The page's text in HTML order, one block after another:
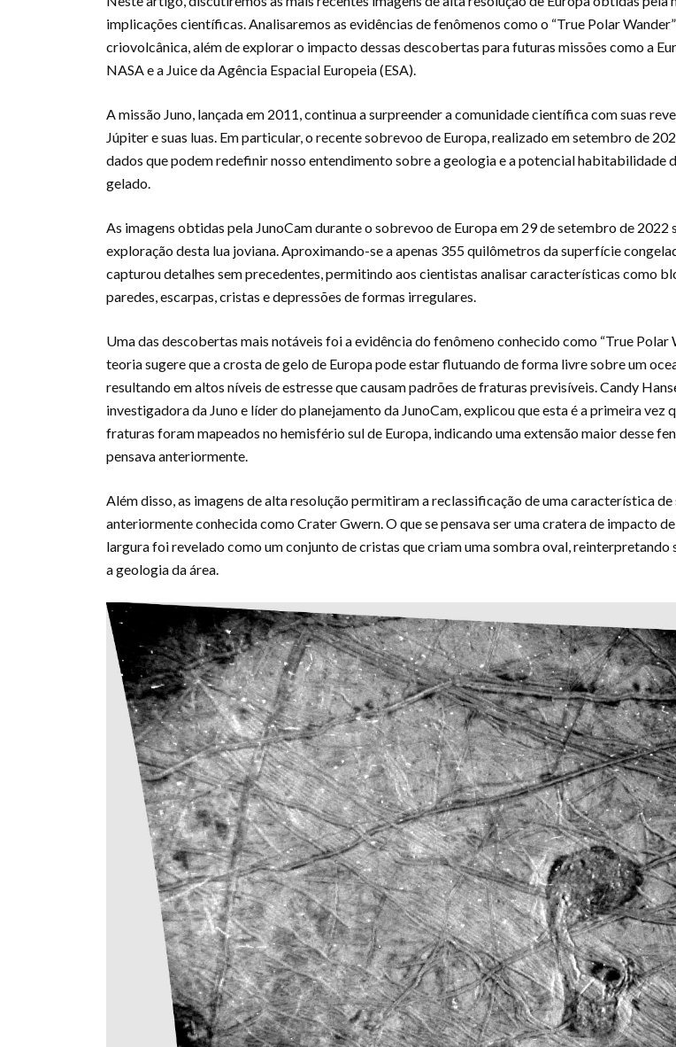
implicações científicas. Analisaremos as evidências de fenômenos como o “True Polar
criovolcânica, além de explorar o impacto dessas descobertas para futuras missões como a
NASA e a Juice da Agência Espacial Europeia (ESA).
A missão Juno, lançada em 2011, continua a surpreender a comunidade científica com suas
Júpiter e suas luas. Em particular, o recente sobrevoo de Europa, realizado em setembro de
dados que podem redefinir nosso entendimento sobre a geologia e a potencial habitabilidade
gelado.
As imagens obtidas pela JunoCam durante o sobrevoo de Europa em 29 de setembro de 2022
exploração desta lua joviana. Aproximando-se a apenas 355 quilômetros da superfície
capturou detalhes sem precedentes, permitindo aos cientistas analisar características como
paredes, escarpas, cristas e depressões de formas irregulares.
Uma das descobertas mais notáveis foi a evidência do fenômeno conhecido como “True Polar
teoria sugere que a crosta de gelo de Europa pode estar flutuando de forma livre sobre um
resultando em altos níveis de estresse que causam padrões de fraturas previsíveis. Candy
investigadora da Juno e líder do planejamento da JunoCam, explicou que esta é a primeira vez
fraturas foram mapeados no hemisfério sul de Europa, indicando uma extensão maior desse
pensava anteriormente.
Além disso, as imagens de alta resolução permitiram a reclassificação de uma característica
anteriormente conhecida como Crater Gwern. O que se pensava ser uma cratera de impacto
largura foi revelado como um conjunto de cristas que criam uma sombra oval,
a geologia da área.